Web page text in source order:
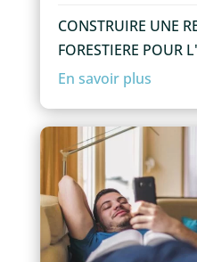
CONSTRUIRE UNE
FORESTIERE POUR
En savoir plus